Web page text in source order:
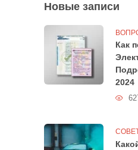
Новые записи
Как
2024